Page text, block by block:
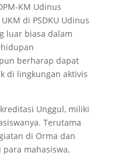
KM Udinus
di PSDKU Udinus
luar biasa dalam
berharap dapat
di lingkungan aktivis
Unggul, miliki
Terutama
di Orma dan
para mahasiswa,